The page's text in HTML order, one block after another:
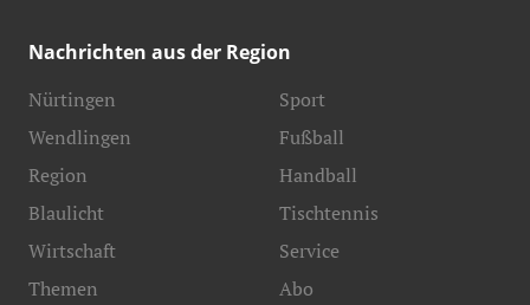
Nachrichten aus der Region
Nürtingen
Wendlingen
Region
Blaulicht
Sport
Fußball
Handball
Tischtennis
Wirtschaft
Themen
Service
Abo